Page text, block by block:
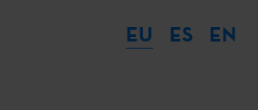
EU ES EN